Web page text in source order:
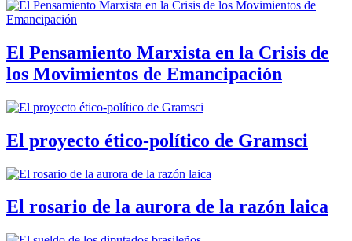
El Pensamiento Marxista en la Crisis de
los Movimientos de Emancipación
El proyecto ético-político de Gramsci
El rosario de la aurora de la razón laica